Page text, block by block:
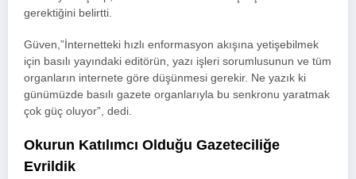
gerektiğini belirtti.
Güven,”İnternetteki hızlı enformasyon akışına yetişebilmek
için basılı yayındaki editörün, yazı işleri sorumlusunun ve tüm
organların internete göre düşünmesi gerekir. Ne yazık ki
günümüzde basılı gazete organlarıyla bu senkronu yaratmak
çok güç oluyor”, dedi.
Okurun Katılımcı Olduğu Gazeteciliğe
Evrildik